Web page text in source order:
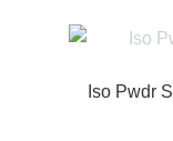
Iso Pwdr